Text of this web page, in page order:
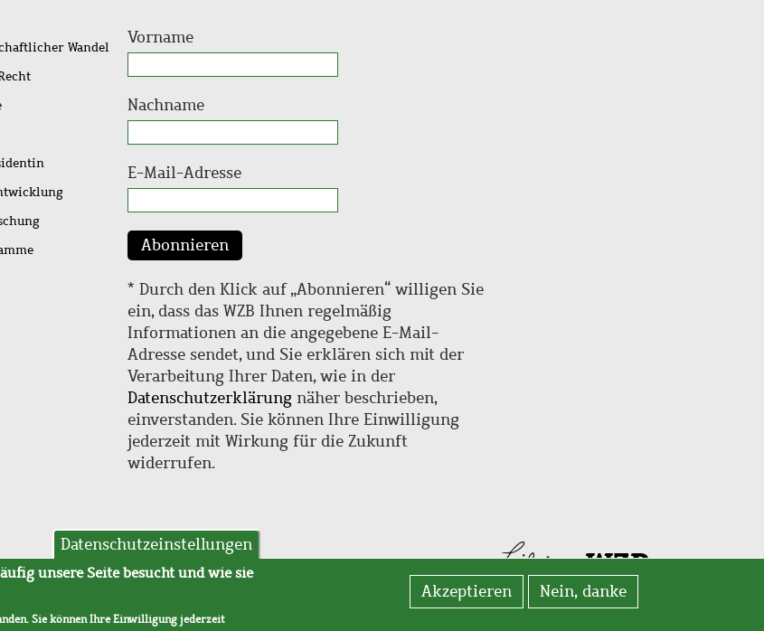
Wandel
Vorname
Nachname
E-Mail-Adresse
Abonnieren
* Durch den Klick auf „Abonnieren“ willigen Sie
ein, dass das WZB Ihnen regelmäßig
Informationen an die angegebene E-Mail-
Adresse sendet, und Sie erklären sich mit der
Verarbeitung Ihrer Daten, wie in der
Datenschutzerklärung näher beschrieben,
einverstanden. Sie können Ihre Einwilligung
jederzeit mit Wirkung für die Zukunft
widerrufen.
Datenschutzeinstellungen
unsere Seite besucht und wie sie
Sie können Ihre Einwilligung jederzeit
Akzeptieren Nein, danke